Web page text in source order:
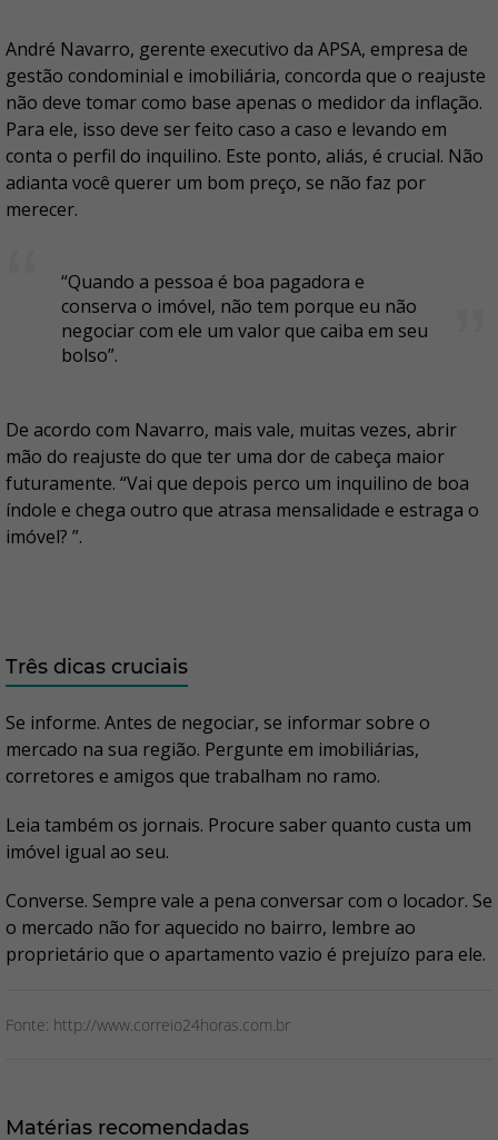
André Navarro, gerente executivo da APSA, empresa de
gestão condominial e imobiliária, concorda que o reajuste
não deve tomar como base apenas o medidor da inflação.
Para ele, isso deve ser feito caso a caso e levando em
conta o perfil do inquilino. Este ponto, aliás, é crucial. Não
adianta você querer um bom preço, se não faz por
merecer.
“Quando a pessoa é boa pagadora e
conserva o imóvel, não tem porque eu não
negociar com ele um valor que caiba em seu
bolso”.
De acordo com Navarro, mais vale, muitas vezes, abrir
mão do reajuste do que ter uma dor de cabeça maior
futuramente. “Vai que depois perco um inquilino de boa
índole e chega outro que atrasa mensalidade e estraga o
imóvel? ”.
Três dicas cruciais
Se informe. Antes de negociar, se informar sobre o
mercado na sua região. Pergunte em imobiliárias,
corretores e amigos que trabalham no ramo.
Leia também os jornais. Procure saber quanto custa um
imóvel igual ao seu.
Converse. Sempre vale a pena conversar com o locador. Se
o mercado não for aquecido no bairro, lembre ao
proprietário que o apartamento vazio é prejuízo para ele.
Fonte: http://www.correio24horas.com.br
Matérias recomendadas